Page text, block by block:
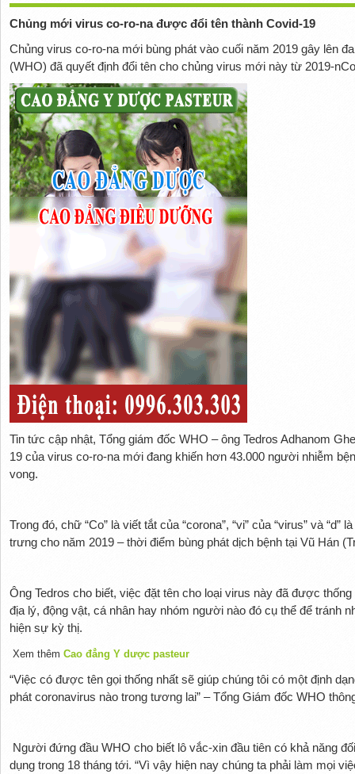
Chủng mới virus co-ro-na được đổi tên thành Covid-19
Chủng virus co-ro-na mới bùng phát vào cuối năm 2019 gây lên
(WHO) đã quyết định đổi tên cho chủng virus mới này từ 2019-
Tin tức cập nhật, Tổng giám đốc WHO – ông Tedros Adhanom
19 của virus co-ro-na mới đang khiến hơn 43.000 người nhiễm
vong.
Trong đó, chữ “Co” là viết tắt của “corona”, “vi” của “virus” và “d”
trưng cho năm 2019 – thời điểm bùng phát dịch bệnh tại Vũ Hán
Ông Tedros cho biết, việc đặt tên cho loại virus này đã được
địa lý, động vật, cá nhân hay nhóm người nào đó cụ thể để tránh
hiện sự kỳ thị.
Xem thêm Cao đẳng Y dược pasteur
“Việc có được tên gọi thống nhất sẽ giúp chúng tôi có một định
phát coronavirus nào trong tương lai” – Tổng Giám đốc WHO
Người đứng đầu WHO cho biết lô vắc-xin đầu tiên có khả năng
dụng trong 18 tháng tới. “Vì vậy hiện nay chúng ta phải làm mọi